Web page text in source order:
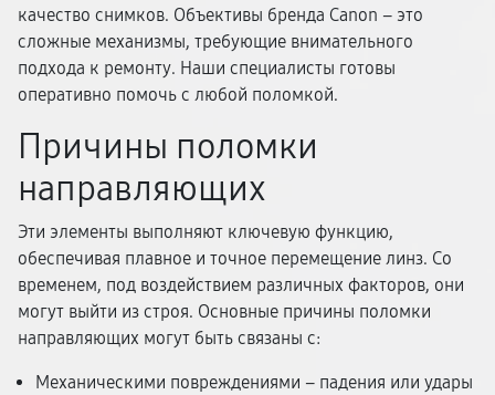
качество снимков. Объективы бренда Canon – это
сложные механизмы, требующие внимательного
подхода к ремонту. Наши специалисты готовы
оперативно помочь с любой поломкой.
Причины поломки
направляющих
Эти элементы выполняют ключевую функцию,
обеспечивая плавное и точное перемещение линз. Со
временем, под воздействием различных факторов, они
могут выйти из строя. Основные причины поломки
направляющих могут быть связаны с:
Механическими повреждениями – падения или удары